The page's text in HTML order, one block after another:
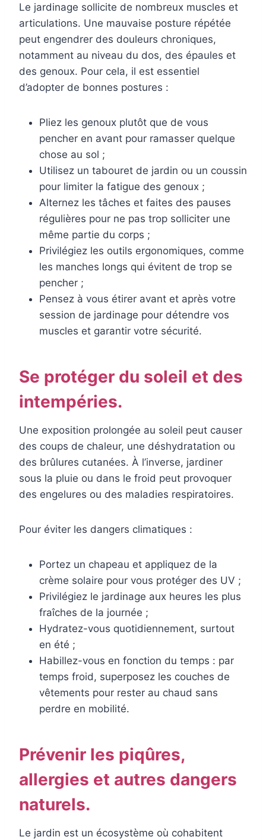
Le jardinage sollicite de nombreux muscles et
articulations. Une mauvaise posture répétée
peut engendrer des douleurs chroniques,
notamment au niveau du dos, des épaules et
des genoux. Pour cela, il est essentiel
d’adopter de bonnes postures :
Pliez les genoux plutôt que de vous
pencher en avant pour ramasser quelque
chose au sol ;
Utilisez un tabouret de jardin ou un coussin
pour limiter la fatigue des genoux ;
Alternez les tâches et faites des pauses
régulières pour ne pas trop solliciter une
même partie du corps ;
Privilégiez les outils ergonomiques, comme
les manches longs qui évitent de trop se
pencher ;
Pensez à vous étirer avant et après votre
session de jardinage pour détendre vos
muscles et garantir votre sécurité.
Se protéger du soleil et des
intempéries.
Une exposition prolongée au soleil peut causer
des coups de chaleur, une déshydratation ou
des brûlures cutanées. À l’inverse, jardiner
sous la pluie ou dans le froid peut provoquer
des engelures ou des maladies respiratoires.
Pour éviter les dangers climatiques :
Portez un chapeau et appliquez de la
crème solaire pour vous protéger des UV ;
Privilégiez le jardinage aux heures les plus
fraîches de la journée ;
Hydratez-vous quotidiennement, surtout
en été ;
Habillez-vous en fonction du temps : par
temps froid, superposez les couches de
vêtements pour rester au chaud sans
perdre en mobilité.
Prévenir les piqûres,
allergies et autres dangers
naturels.
Le jardin est un écosystème où cohabitent